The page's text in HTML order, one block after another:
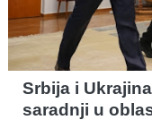
Srbija i
saradnji u